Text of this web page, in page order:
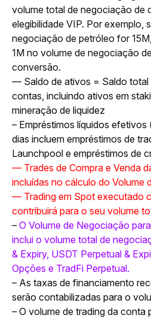
volume total de negociação de
elegibilidade VIP. Por exemplo,
negociação de petróleo for
1M no volume de negociação
conversão.
— Saldo de ativos = Saldo total
contas, incluindo ativos em
mineração de liquidez
– Empréstimos líquidos
dias incluem empréstimos de
Launchpool e empréstimos de
— Trades de Compra e Venda
incluídas no cálculo do Volume
— Trading em Spot executado
contribuirá para o seu volume
– O Volume de Negociação
inclui o volume total de
& Expiry, USDT Perpetual &
Opções e TradFi Perpetual.
– As taxas de financiamento
serão contabilizadas para o
– O volume de trading da conta